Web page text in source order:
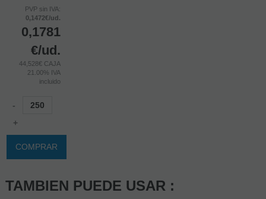
PVP sin IVA:
0,1472€/ud.
0,1781
€/ud.
44,528€ CAJA
21.00% IVA
incluido
-
+
COMPRAR
TAMBIEN PUEDE USAR :